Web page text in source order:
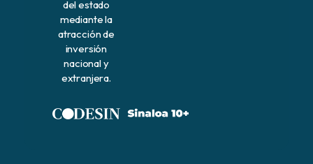
del estado
mediante la
atracción de
inversión
nacional y
extranjera.